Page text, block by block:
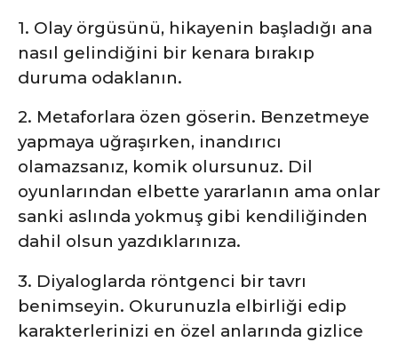
1. Olay örgüsünü, hikayenin başladığı ana
nasıl gelindiğini bir kenara bırakıp
duruma odaklanın.
2. Metaforlara özen göserin. Benzetmeye
yapmaya uğraşırken, inandırıcı
olamazsanız, komik olursunuz. Dil
oyunlarından elbette yararlanın ama onlar
sanki aslında yokmuş gibi kendiliğinden
dahil olsun yazdıklarınıza.
3. Diyaloglarda röntgenci bir tavrı
benimseyin. Okurunuzla elbirliği edip
karakterlerinizi en özel anlarında gizlice